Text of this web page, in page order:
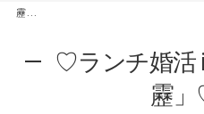
靂...
♡ランチ婚活
靂